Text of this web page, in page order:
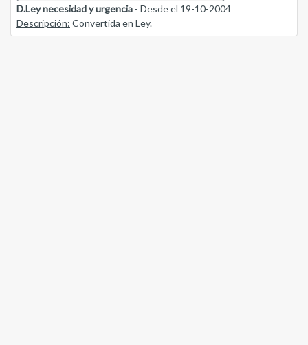
D.Ley necesidad y urgencia - Desde el 19-10-2004
Descripción: Convertida en Ley.